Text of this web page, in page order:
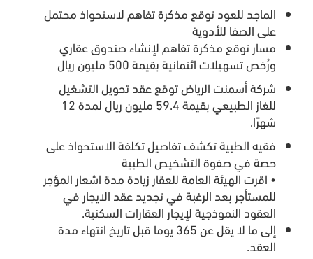
الماجد للعود توقع مذكرة تفاهم لاستحواذ محتمل
على الصفا للأدوية
مسار توقع مذكرة تفاهم لإنشاء صندوق عقاري
ورُخص تسهيلات ائتمانية بقيمة 500 مليون ريال
شركة أسمنت الرياض توقع عقد تحويل التشغيل
للغاز الطبيعي بقيمة 59.4 مليون ريال لمدة 12
شهرًا.
فقيه الطبية تكشف تفاصيل تكلفة الاستحواذ على
حصة في صفوة التشخيص الطبية
• اقرت الهيئة العامة للعقار زيادة مدة اشعار المؤجر
للمستأجر بعد الرغبة في تجديد عقد الايجار في
العقود النموذجية لإيجار العقارات السكنية.
‏إلى ما لا يقل عن 365 يوما قبل تاريخ انتهاء مدة
العقد.